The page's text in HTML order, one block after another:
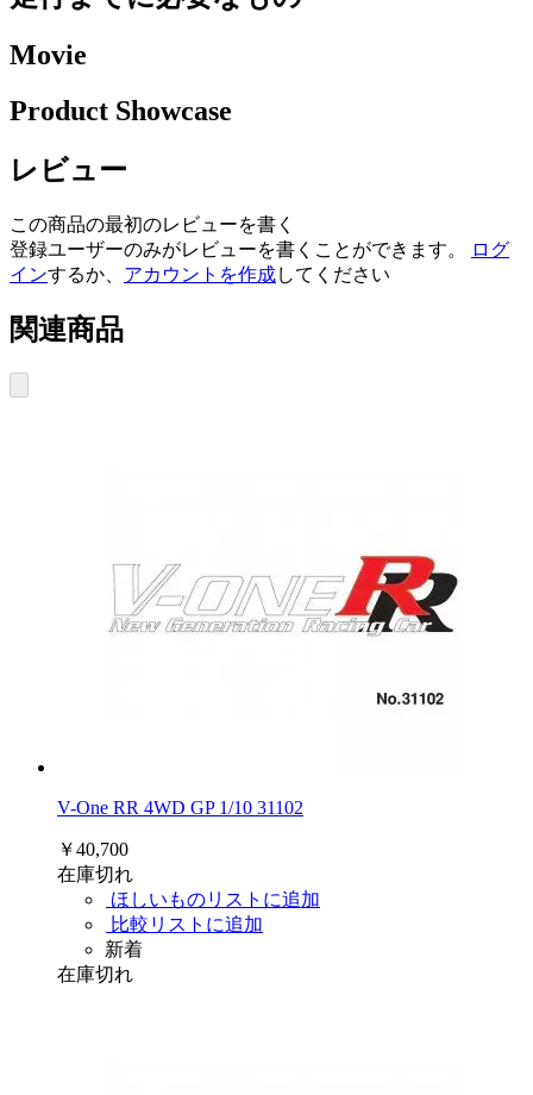
Movie
Product Showcase
レビュー
この商品の最初のレビューを書く
登録ユーザーのみがレビューを書くことができます。
ログ
インするか、 アカウントを作成してください
関連商品
V-One RR 4WD GP 1/10 31102
￥40,700
在庫切れ
ほしいものリストに追加
比較リストに追加
新着
在庫切れ